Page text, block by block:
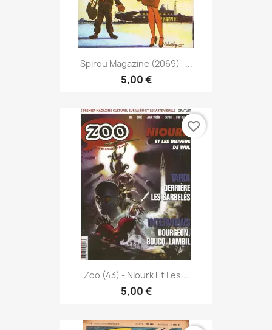
Spirou Magazine (2069) -...
5,00 €
Zoo (43) - Niourk Et Les...
5,00 €
favorite_border